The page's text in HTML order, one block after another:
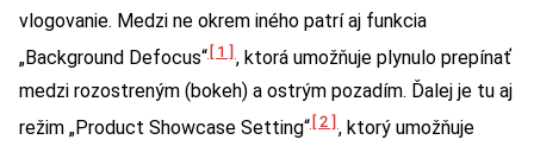
vlogovanie. Medzi ne okrem iného patrí aj funkcia
„Background Defocus“[1], ktorá umožňuje plynulo prepínať
medzi rozostreným (bokeh) a ostrým pozadím. Ďalej je tu aj
režim „Product Showcase Setting“[2], ktorý umožňuje